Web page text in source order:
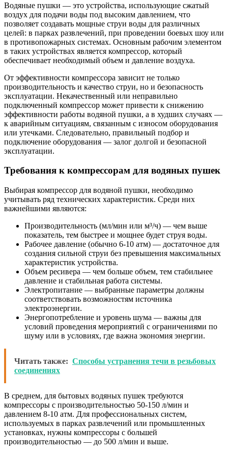
Водяные пушки — это устройства, использующие сжатый
воздух для подачи воды под высоким давлением, что
позволяет создавать мощные струи воды для различных
целей: в парках развлечений, при проведении боевых шоу или
в противопожарных системах. Основным рабочим элементом
в таких устройствах является компрессор, который
обеспечивает необходимый объем и давление воздуха.
От эффективности компрессора зависит не только
производительность и качество струи, но и безопасность
эксплуатации. Некачественный или неправильно
подключенный компрессор может привести к снижению
эффективности работы водяной пушки, а в худших случаях —
к аварийным ситуациям, связанным с износом оборудования
или утечками. Следовательно, правильный подбор и
подключение оборудования — залог долгой и безопасной
эксплуатации.
Требования к компрессорам для водяных пушек
Выбирая компрессор для водяной пушки, необходимо
учитывать ряд технических характеристик. Среди них
важнейшими являются:
Производительность (мл/мин или м³/ч) — чем выше
показатель, тем быстрее и мощнее будет струя воды.
Рабочее давление (обычно 6-10 атм) — достаточное для
создания сильной струи без превышения максимальных
характеристик устройства.
Объем ресивера — чем больше объем, тем стабильнее
давление и стабильная работа системы.
Электропитание — выбранные параметры должны
соответствовать возможностям источника
электроэнергии.
Энергопотребление и уровень шума — важны для
условий проведения мероприятий с ограничениями по
шуму или в условиях, где важна экономия энергии.
Читать также: Способы устранения течи в резьбовых
соединениях
В среднем, для бытовых водяных пушек требуются
компрессоры с производительностью 50-150 л/мин и
давлением 8-10 атм. Для профессиональных систем,
используемых в парках развлечений или промышленных
установках, нужны компрессоры с большей
производительностью — до 500 л/мин и выше.